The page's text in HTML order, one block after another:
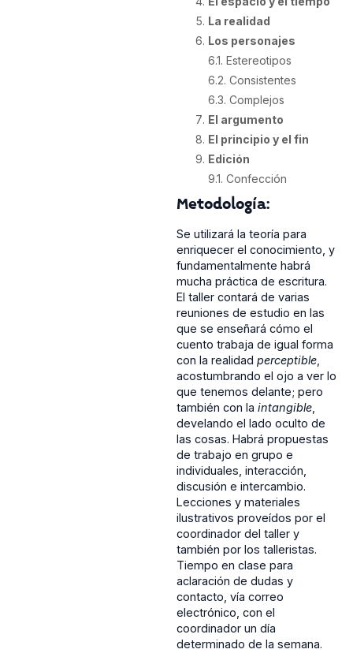
La realidad
Los personajes
6.1. Estereotipos
6.2. Consistentes
6.3. Complejos
El argumento
El principio y el fin
Edición
9.1. Confección
Metodología:
Se utilizará la teoría para
enriquecer el conocimiento, y
fundamentalmente habrá
mucha práctica de escritura.
El taller contará de varias
reuniones de estudio en las
que se enseñará cómo el
cuento trabaja de igual forma
con la realidad perceptible
acostumbrando el ojo a ver lo
que tenemos delante; pero
también con la intangible
develando el lado oculto de
las cosas. Habrá propuestas
de trabajo en grupo e
individuales, interacción,
discusión e intercambio.
Lecciones y materiales
ilustrativos proveídos por el
coordinador del taller y
también por los talleristas.
Tiempo en clase para
aclaración de dudas y
contacto, vía correo
electrónico, con el
coordinador un día
determinado de la semana.